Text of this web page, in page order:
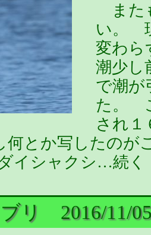
また
い。
変わら
潮少し
で潮が
た。
され１
何とか写したのが
イシャクシ…続く
リ 2016/11/